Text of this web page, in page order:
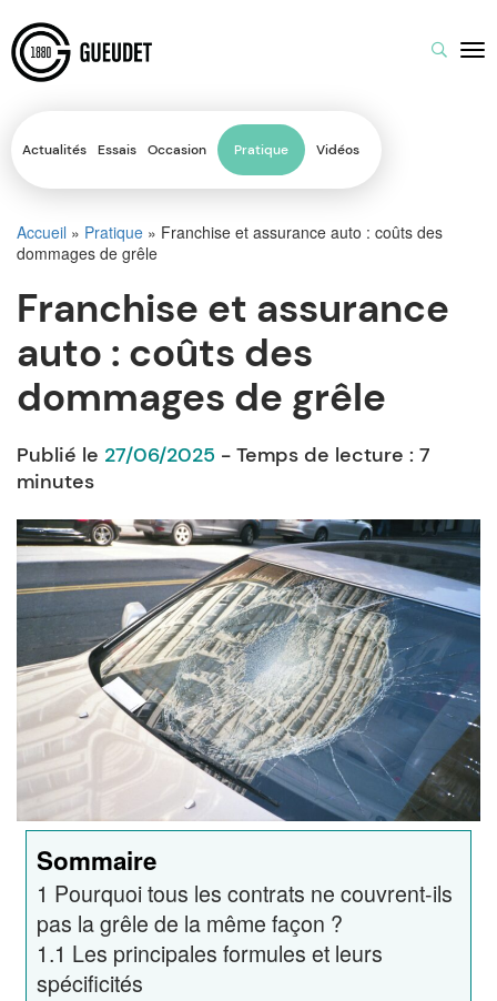
Actualités Essais Occasion Pratique Vidéos
Accueil » Pratique » Franchise et assurance auto : coûts des
dommages de grêle
Franchise et assurance
auto : coûts des
dommages de grêle
Publié le 27/06/2025 - Temps de lecture : 7
minutes
Sommaire
1 Pourquoi tous les contrats ne couvrent-ils
pas la grêle de la même façon ?
1.1 Les principales formules et leurs
spécificités